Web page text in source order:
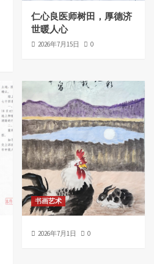
仁心良医师树田，厚德济
世暖人心
2026年7月15日 0
书画艺术
2026年7月1日 0